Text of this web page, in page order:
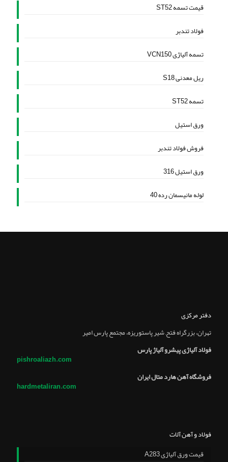
قیمت تسمه ST52
فولاد تندبر
تسمه آلیاژی VCN150
ریل معدنی S18
تسمه ST52
ورق استیل
فروش فولاد تندبر
ورق استیل 316
لوله مانیسمان رده 40
دفتر مرکزی
تهران، بزرگراه فتح, شير پاستوريزه، مجتمع پارس امير
فولاد آلیاژی پیشرو آلیاژ پارس
pishroaliazh.com
فروشگاه آهن هارد متال ایران
hardmetaliran.com
فولاد و آهن آلات
قیمت ورق آلیاژی A283